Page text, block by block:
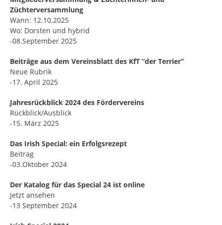
Züchterversammlung
Wann: 12.10.2025
Wo: Dorsten und hybrid
-08.September 2025
Beiträge aus dem Vereinsblatt des KfT “der Terrier”
Neue Rubrik
-17. April 2025
Jahresrückblick 2024 des Fördervereins
Rückblick/Ausblick
-15. März 2025
Das Irish Special: ein Erfolgsrezept
Beitrag
-03.Oktober 2024
Der Katalog für das Special 24 ist online
Jetzt ansehen
-13 September 2024